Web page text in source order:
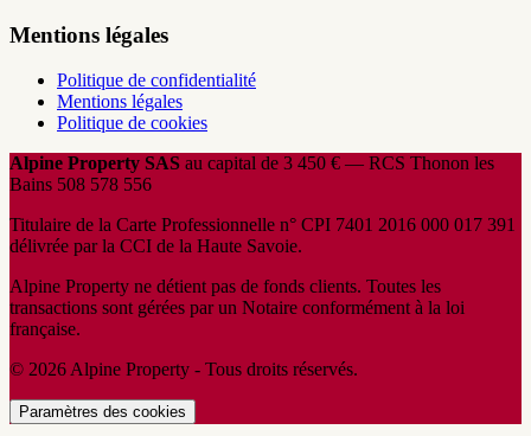
Mentions légales
Politique de confidentialité
Mentions légales
Politique de cookies
Alpine Property SAS au capital de 3 450 € — RCS Thonon les
Bains 508 578 556
Titulaire de la Carte Professionnelle n° CPI 7401 2016 000 017 391
délivrée par la CCI de la Haute Savoie.
Alpine Property ne détient pas de fonds clients. Toutes les
transactions sont gérées par un Notaire conformément à la loi
française.
© 2026 Alpine Property - Tous droits réservés.
Paramètres des cookies